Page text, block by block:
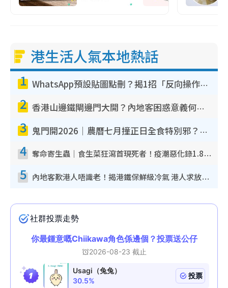
港生活人氣本地熱話
1 WhatsApp預設貼圖點刪？揭1招「反向操作」還原簡潔介面 附3步實測教學
2 香港山邊鐵閘邊門大開？內地客困惑意義何在！網民神回覆：呢種叫法理性防禦
3 鬼門開2026｜農曆七月撞正日全食特別邪？專家警告切忌做一事！揭4大禁忌+2招保平安
4 奪命寄生蟲｜食生菜狂瀉首現死者！疫潮惡化錄1.8萬宗病例 揭洗菜3大謬誤
5 內地客歎港人唔識老！揭港鐵保鮮級冷氣 港人求放過：咪投訴